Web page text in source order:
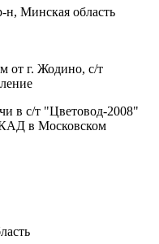
н, Минская область
от г. Жодино, с/т
в с/т "Цветовод-2008"
в Московском